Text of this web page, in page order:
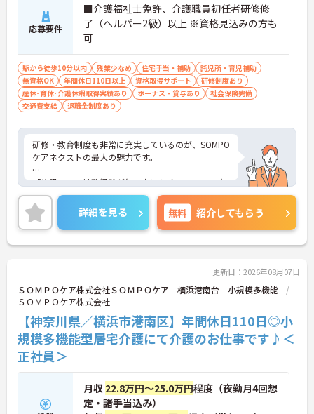
応募要件
■介護福祉士免許、介護職員初任者研修修
了（ヘルパー2級）以上 ※資格見込みの方も
可
駅から徒歩10分以内 残業少なめ 住宅手当・補助
託児所・育児補助
無資格OK
年間休日110日以上 資格取得サポート
研修制度あり
産休･育休･介護休暇取得実績あり
ボーナス・賞与あり
社会保険完備
交通費支給
退職金制度あり
研修・教育制度も非常に充実しているのが、SOMPO
ケアネクストの最大の魅力です。
「施設」での勤務経験が無い方にもオススメの、充
実の受け入れ態勢が完備されています。2016年4月
に東京都港区の本社近くに「研修センター」がOPE
N！模擬施設となっており、全職種共通でリアルな
研修が受けられます。このような取り組みも業界で
は非常にめずらしいものとなっており、社員思いの
詳細を見る 無料 紹介してもらう
更新日：2026年08月07日
ＳＯＭＰＯケア株式会社ＳＯＭＰＯケア 横浜港南台 小規模多機能
ＳＯＭＰＯケア株式会社
【神奈川県／横浜市港南区】年間休日110日◎小
規模多機能型居宅介護にて介護のお仕事です♪＜
正社員＞
月収 22.8万円～25.0万円程度（夜勤月4回想
定・諸手当込み）